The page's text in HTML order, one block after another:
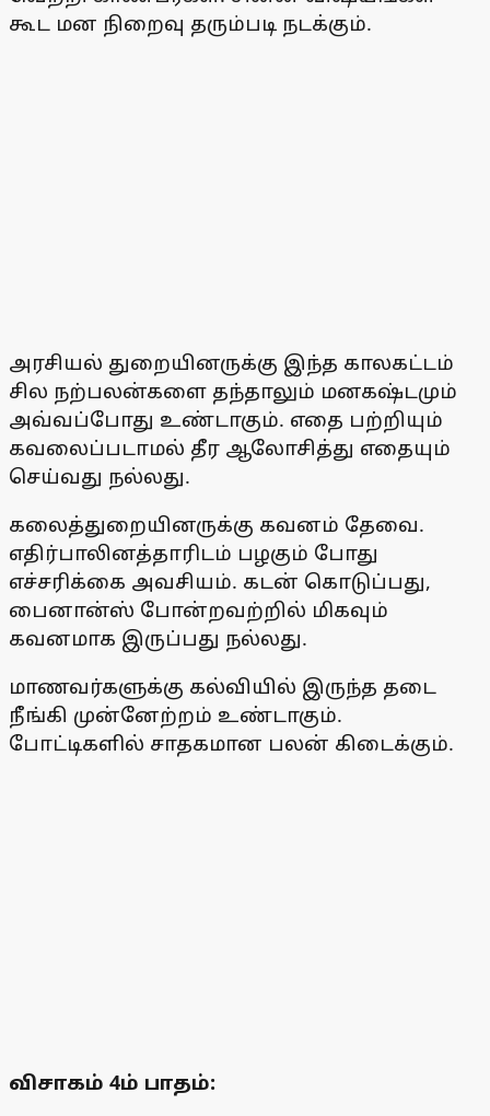
கூட மன நிறைவு தரும்படி நடக்கும்.
அரசியல் துறையினருக்கு இந்த காலகட்டம்
சில நற்பலன்களை தந்தாலும் மனகஷ்டமும்
அவ்வப்போது உண்டாகும். எதை பற்றியும்
கவலைப்படாமல் தீர ஆலோசித்து எதையும்
செய்வது நல்லது.
கலைத்துறையினருக்கு கவனம் தேவை.
எதிர்பாலினத்தாரிடம் பழகும் போது
எச்சரிக்கை அவசியம். கடன் கொடுப்பது,
பைனான்ஸ் போன்றவற்றில் மிகவும்
கவனமாக இருப்பது நல்லது.
மாணவர்களுக்கு கல்வியில் இருந்த தடை
நீங்கி முன்னேற்றம் உண்டாகும்.
போட்டிகளில் சாதகமான பலன் கிடைக்கும்.
விசாகம் 4ம் பாதம்: